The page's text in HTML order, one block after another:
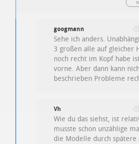
googmann
Sehe ich anders.
3 großen alle auf gleicher
noch recht im Kopf habe
vorne. Aber dann kann
beschrieben Probleme
Vh
Wie du das siehst, ist
musste schon unzählige
die Modelle durch